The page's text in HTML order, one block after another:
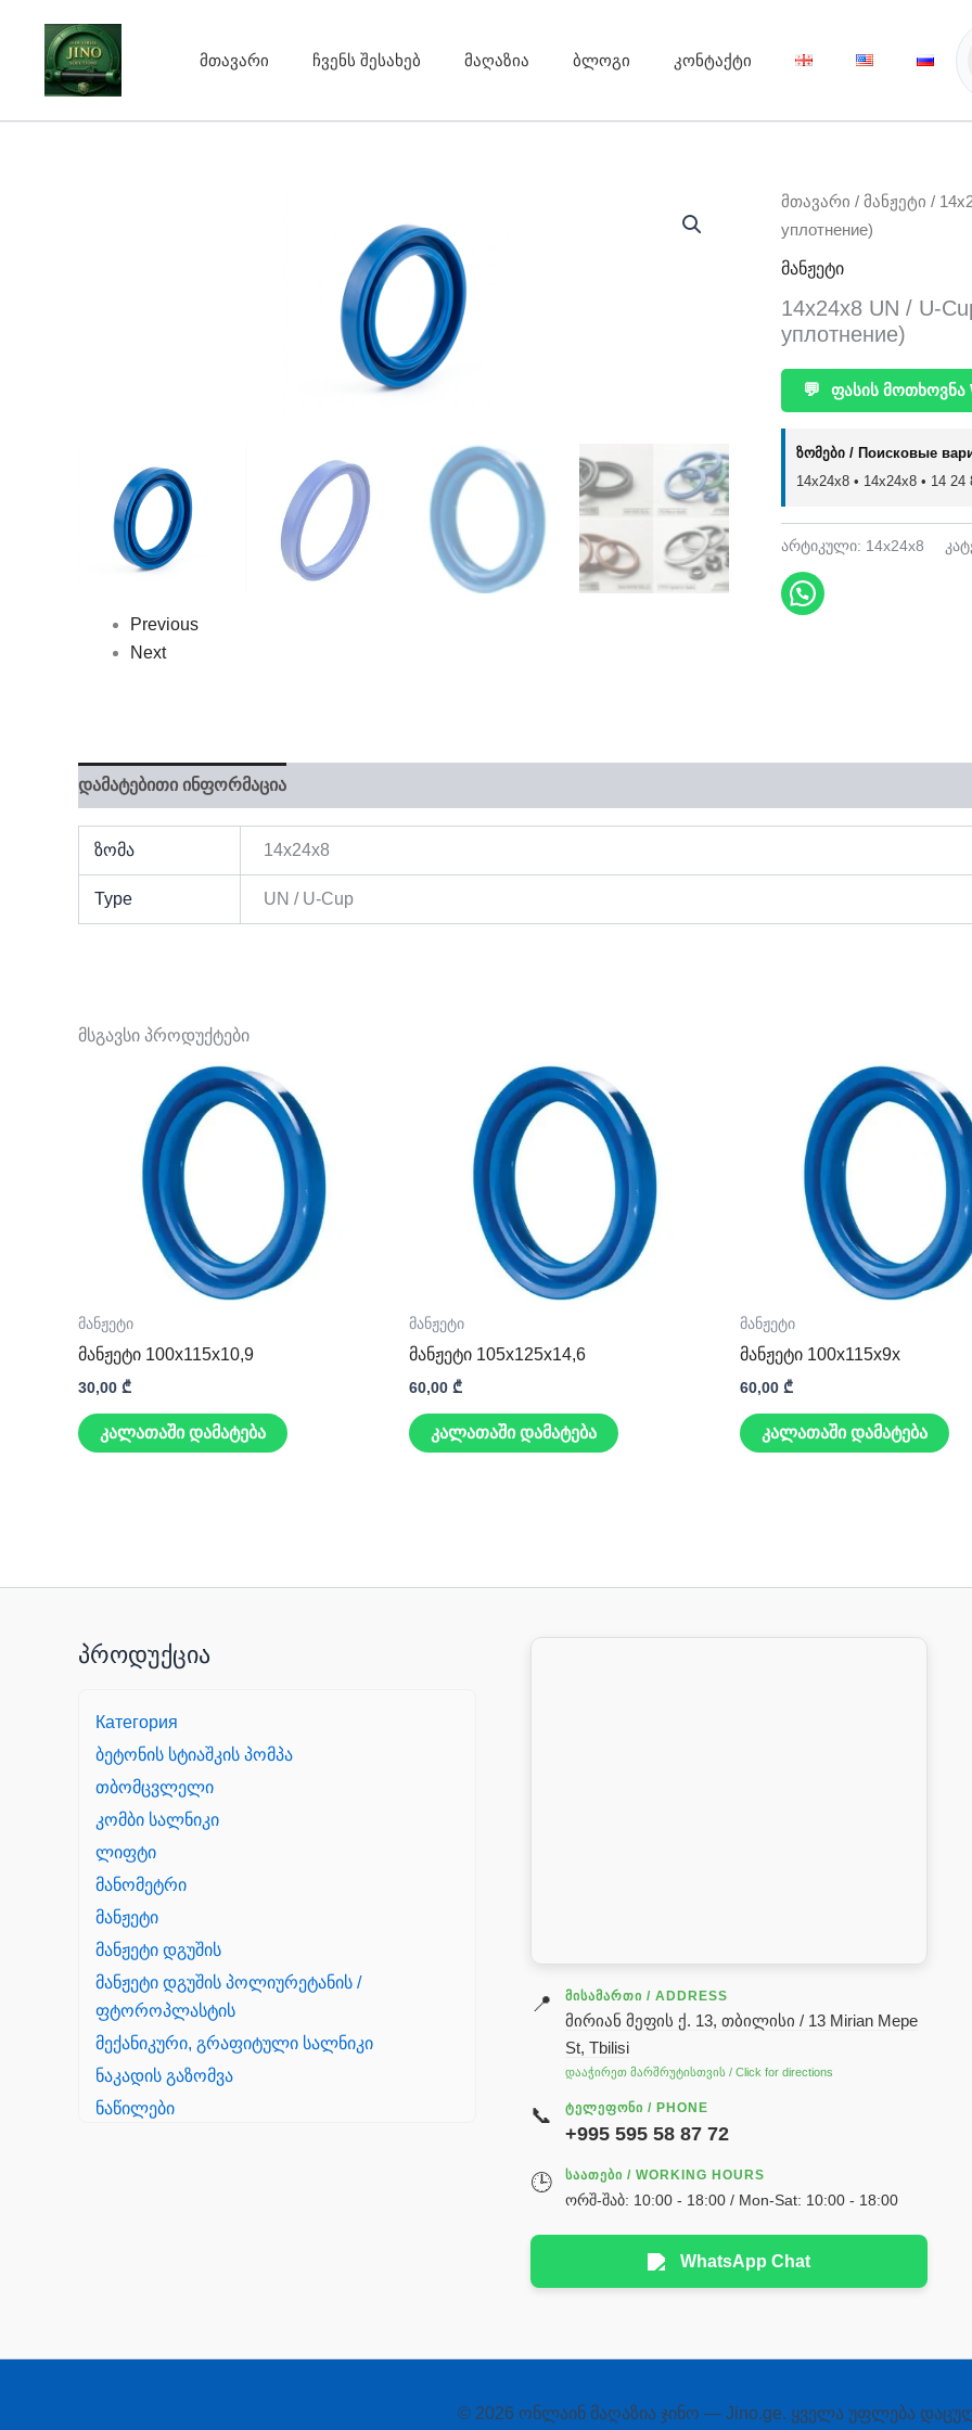
content
მთავარი ჩვენს შესახებ მაღაზია ბლოგი კონტაქტი
Previous
Next
მთავარი / მანჟეტი /
уплотнение)
მანჟეტი
14x24x8 UN / U-
уплотнение)
💬 ფასის მოთხოვნა
ზომები / Поисковые
14x24x8 • 14х24х8 • 14
არტიკული: 14x24x8
დამატებითი ინფორმაცია
ზომა 14x24x8
Type UN / U-Cup
მსგავსი პროდუქტები
მანჟეტი
მანჟეტი 100x115x10,9
30,00 ₾
კალათაში დამატება
მანჟეტი
მანჟეტი 105x125x14,6
60,00 ₾
კალათაში დამატება
მანჟეტი
მანჟეტი 100x115x9x
60,00 ₾
კალათაში დამატება
პროდუქცია
Категория
ბეტონის სტიაშკის პომპა
თბომცვლელი
კომბი სალნიკი
ლიფტი
მანომეტრი
მანჟეტი
მანჟეტი დგუშის
მანჟეტი დგუშის პოლიურეტანის /
ფტოროპლასტის
მექანიკური, გრაფიტული სალნიკი
ნაკადის გაზომვა
ნაწილები
რეზინის რგოლი
📍 ᲛᲘᲡᲐᲛᲐᲠᲗᲘ / ADDRESS
მირიან მეფის ქ. 13, თბილისი / 13 Mirian Mepe
St, Tbilisi
დააჭირეთ მარშრუტისთვის / Click for directions
📞 ᲢᲔᲚᲔᲤᲝᲜᲘ / PHONE
+995 595 58 87 72
🕒 ᲡᲐᲐᲗᲔᲑᲘ / WORKING HOURS
ორშ-შაბ: 10:00 - 18:00 / Mon-Sat: 10:00 - 18:00
WhatsApp Chat
© 2026 ონლაინ მაღაზია ჯინო — Jino.ge. ყველა უფლება